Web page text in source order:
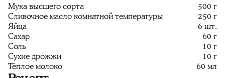
Мука высшего сорта
500 г
Сливочное масло комнатной температуры
250 г
Яйца
6 шт.
Сахар
60 г
Соль
10 г
Сухие дрожжи
10 г
Тёплое молоко
60 мл